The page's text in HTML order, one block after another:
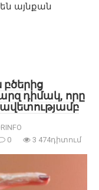
այնքան
դիմակ, որը
0
3 474դիտում